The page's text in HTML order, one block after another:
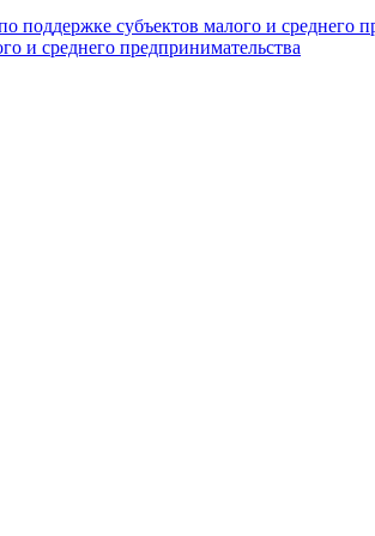
субъектов малого и среднего
и среднего предпринимательства